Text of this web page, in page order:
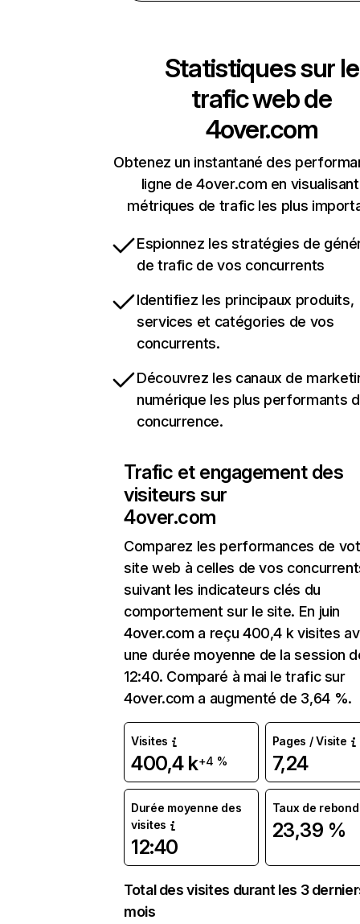
Statistiques sur le
trafic web de
4over.com
Obtenez un instantané des
ligne de 4over.com en
métriques de trafic les plus
Espionnez les stratégies de
de trafic de vos concurrents
Identifiez les principaux produits,
services et catégories de vos
concurrents.
Découvrez les canaux de
numérique les plus performants
concurrence.
Trafic et engagement des
visiteurs sur
4over.com
Comparez les performances de
site web à celles de vos
suivant les indicateurs clés du
comportement sur le site. En juin
4over.com a reçu 400,4 k visites
une durée moyenne de la session
12:40. Comparé à mai le trafic sur
4over.com a augmenté de 3,64 %.
Visites
400,4 k+4 %
Pages / Visite
7,24
Durée moyenne des
visites
12:40
Taux de rebond
23,39 %
Total des visites durant les 3
mois